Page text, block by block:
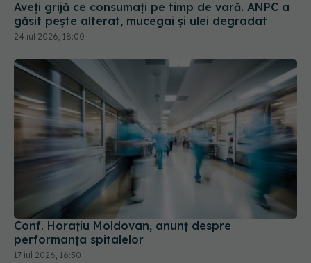
Conf. Horațiu Moldovan, anunț despre
performanța spitalelor
17 iul 2026, 16:50